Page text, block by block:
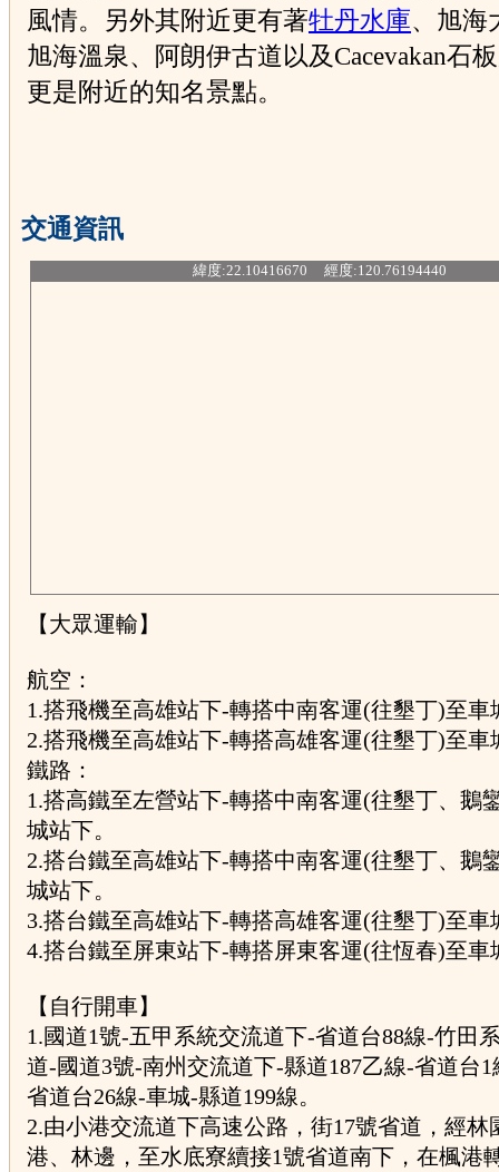
風情。另外其附近更有著牡丹水庫、旭海
旭海溫泉、阿朗伊古道以及Cacevakan石
更是附近的知名景點。
交通資訊
緯度:22.10416670 經度:120.76194440
【大眾運輸】
航空：
1.搭飛機至高雄站下-轉搭中南客運(往墾丁)至車
2.搭飛機至高雄站下-轉搭高雄客運(往墾丁)至車
鐵路：
1.搭高鐵至左營站下-轉搭中南客運(往墾丁、鵝
城站下。
2.搭台鐵至高雄站下-轉搭中南客運(往墾丁、鵝
城站下。
3.搭台鐵至高雄站下-轉搭高雄客運(往墾丁)至車
4.搭台鐵至屏東站下-轉搭屏東客運(往恆春)至車
【自行開車】
1.國道1號-五甲系統交流道下-省道台88線-竹田
道-國道3號-南州交流道下-縣道187乙線-省道台
省道台26線-車城-縣道199線。
2.由小港交流道下高速公路，街17號省道，經林
港、林邊，至水底寮續接1號省道南下，在楓港